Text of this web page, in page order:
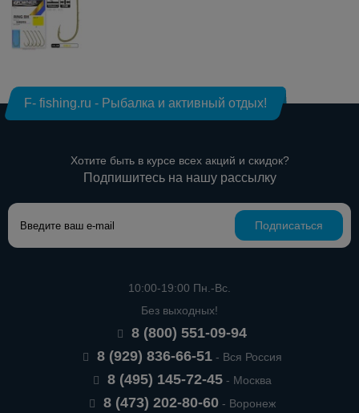
F- fishing.ru - Рыбалка и активный отдых!
Хотите быть в курсе всех акций и скидок?
Подпишитесь на нашу рассылку
Подписаться
10:00-19:00 Пн.-Вс.
Без выходных!
8 (800) 551-09-94
8 (929) 836-66-51- Вся Россия
8 (495) 145-72-45- Москва
8 (473) 202-80-60- Воронеж